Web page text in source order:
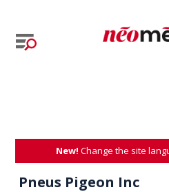
New! Change the site
Pneus Pigeon Inc